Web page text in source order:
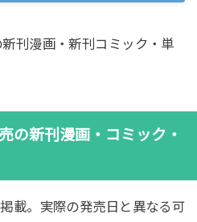
刊漫画・新刊コミック・単
の新刊漫画・コミック・
載。実際の発売日と異なる可